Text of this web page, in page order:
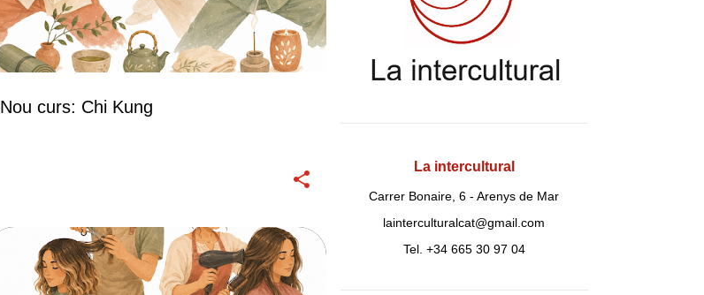
Nou curs: Chi Kung
TALLERS
La intercultural
Carrer Bonaire, 6 - Arenys de Mar
lainterculturalcat@gmail.com
Tel. +34 665 30 97 04